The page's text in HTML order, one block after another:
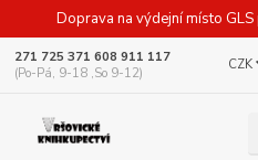
Doprava na výdejní místo
CZK
271 725 371 608 911 117
(Po-Pá, 9-18 ,So 9-12)